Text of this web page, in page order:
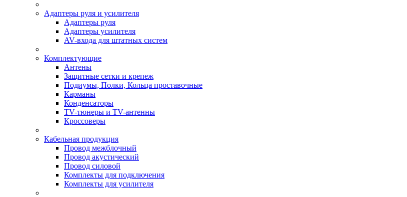
Адаптеры руля и усилителя
Адаптеры руля
Адаптеры усилителя
AV-входа для штатных систем
Комплектующие
Антены
Защитные сетки и крепеж
Подиумы, Полки, Кольца проставочные
Карманы
Конденсаторы
TV-тюнеры и TV-антенны
Кроссоверы
Кабельная продукция
Провод межблочный
Провод акустический
Провод силовой
Комплекты для подключения
Комплекты для усилителя